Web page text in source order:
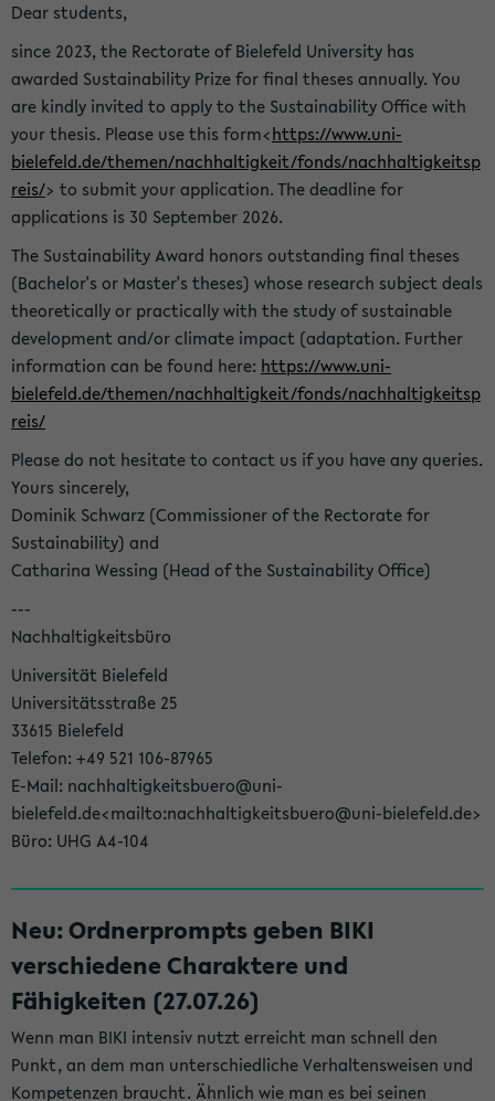
Dear students,
since 2023, the Rectorate of Bielefeld University has
awarded Sustainability Prize for final theses annually. You
are kindly invited to apply to the Sustainability Office with
your thesis. Please use this form<https://www.uni-
bielefeld.de/themen/nachhaltigkeit/fonds/nachhaltigkeitsp
reis/> to submit your application. The deadline for
applications is 30 September 2026.
The Sustainability Award honors outstanding final theses
(Bachelor's or Master's theses) whose research subject deals
theoretically or practically with the study of sustainable
development and/or climate impact (adaptation. Further
information can be found here: https://www.uni-
bielefeld.de/themen/nachhaltigkeit/fonds/nachhaltigkeitsp
reis/
Please do not hesitate to contact us if you have any queries.
Yours sincerely,
Dominik Schwarz (Commissioner of the Rectorate for
Sustainability) and
Catharina Wessing (Head of the Sustainability Office)
---
Nachhaltigkeitsbüro
Universität Bielefeld
Universitätsstraße 25
33615 Bielefeld
Telefon: +49 521 106-87965
E-Mail: nachhaltigkeitsbuero@uni-
bielefeld.de<mailto:nachhaltigkeitsbuero@uni-bielefeld.de>
Büro: UHG A4-104
Neu: Ordnerprompts geben BIKI
verschiedene Charaktere und
Fähigkeiten (27.07.26)
Wenn man BIKI intensiv nutzt erreicht man schnell den
Punkt, an dem man unterschiedliche Verhaltensweisen und
Kompetenzen braucht. Ähnlich wie man es bei seinen